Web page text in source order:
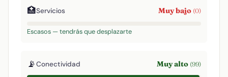
🏥Servicios Muy bajo (0)
Escasos — tendrás que desplazarte
📡Conectividad Muy alto (99)